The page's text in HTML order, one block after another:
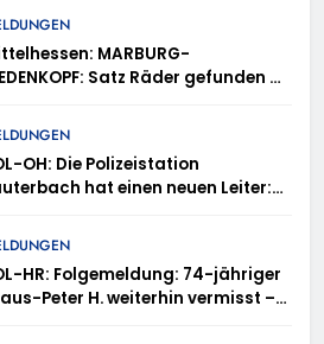
MARBURG-
Satz Räder gefunden –
OH: Die Polizeistation
hat einen neuen Leiter:
HR: Folgemeldung: 74-jähriger
Peter H. weiterhin vermisst –